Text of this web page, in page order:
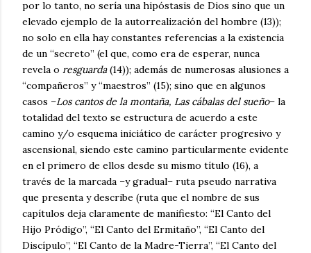
por lo tanto, no sería una hipóstasis de Dios sino que un
elevado ejemplo de la autorrealización del hombre (13));
no solo en ella hay constantes referencias a la existencia
de un “secreto” (el que, como era de esperar, nunca
revela o resguarda(14)); además de numerosas alusiones a
“compañeros” y “maestros” (15); sino que en algunos
casos –Los cantos de la montaña, Las cábalas del sueño– la
totalidad del texto se estructura de acuerdo a este
camino y/o esquema iniciático de carácter progresivo y
ascensional, siendo este camino particularmente evidente
en el primero de ellos desde su mismo título (16), a
través de la marcada –y gradual– ruta pseudo narrativa
que presenta y describe (ruta que el nombre de sus
capítulos deja claramente de manifiesto: “El Canto del
Hijo Pródigo”, “El Canto del Ermitaño”, “El Canto del
Discípulo”, “El Canto de la Madre-Tierra”, “El Canto del